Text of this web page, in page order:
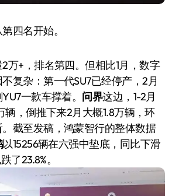
四名开始。
万+，排名第四。但相比1月，数字
复杂：第一代SU7已经停产，2月
一款车撑着。 问界这边，1-2月
辆，倒推下来2月大概1.8万辆，环
截至发稿，鸿蒙智行的整体数据
以15256辆在六强中垫底，同比下滑
了23.8%。